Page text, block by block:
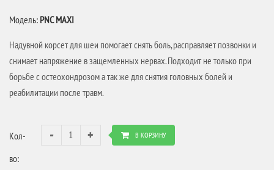
Модель: PNC MAXI
Надувной корсет для шеи помогает снять боль, расправляет позвонки и
снимает напряжение в защемленных нервах. Подходит не только при
борьбе с остеохондрозом а так же для снятия головных болей и
реабилитации после травм.
Кол-
во:
В КОРЗИНУ